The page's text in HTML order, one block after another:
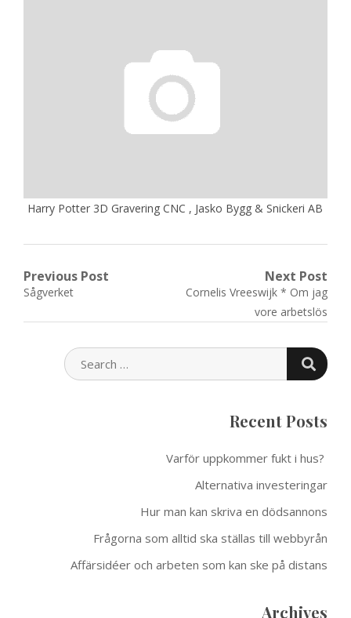
Harry Potter 3D Gravering CNC , Jasko Bygg & Snickeri AB
Post
navigation
Previous Post
Previous
Sågverket
Next Post
Next
Cornelis Vreeswijk * Om jag
vore arbetslös
SEARCH
FOR:
Recent Posts
Varför uppkommer fukt i hus?
Alternativa investeringar
Hur man kan skriva en dödsannons
Frågorna som alltid ska ställas till webbyrån
Affärsidéer och arbeten som kan ske på distans
Archives